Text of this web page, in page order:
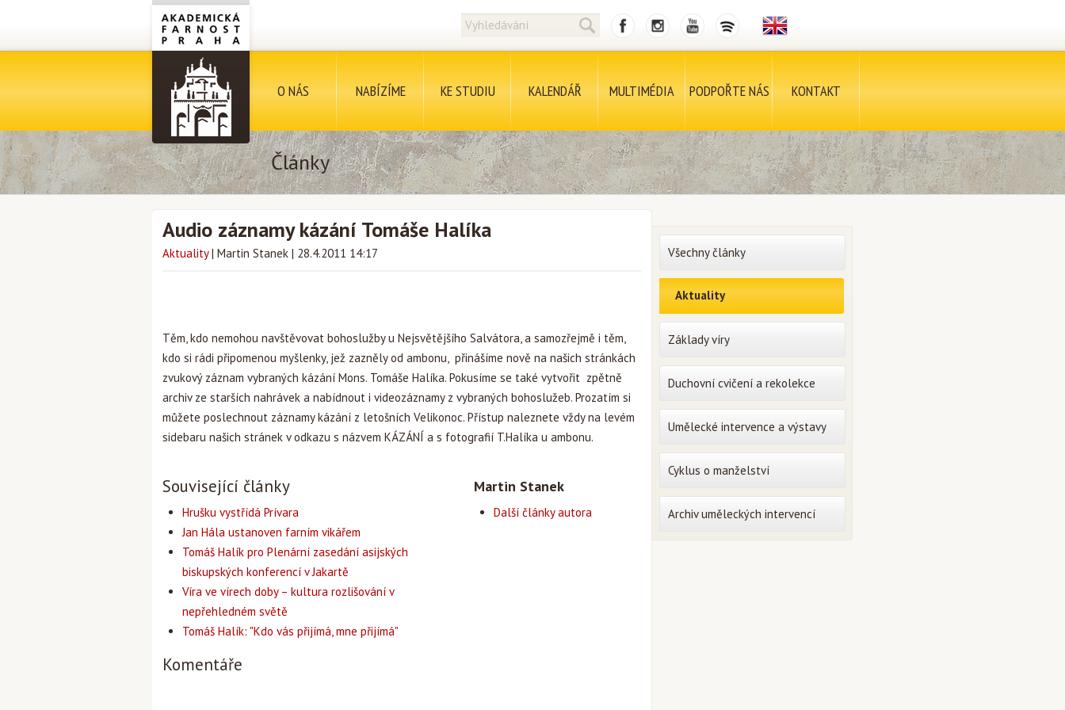
O NÁS NABÍZÍME KE STUDIU KALENDÁŘ MULTIMÉDIA PODPOŘTE NÁS KONTAKT
Články
Audio záznamy kázání Tomáše Halíka
Aktuality | Martin Stanek | 28.4.2011 14:17
Těm, kdo nemohou navštěvovat bohoslužby u Nejsvětějšího Salvátora, a samozřejmě i těm,
kdo si rádi připomenou myšlenky, jež zazněly od ambonu, přinášíme nově na našich stránkách
zvukový záznam vybraných kázání Mons. Tomáše Halíka. Pokusíme se také vytvořit zpětně
archiv ze starších nahrávek a nabídnout i videozáznamy z vybraných bohoslužeb. Prozatím si
můžete poslechnout záznamy kázání z letošních Velikonoc. Přístup naleznete vždy na levém
sidebaru našich stránek v odkazu s názvem KÁZÁNÍ a s fotografií T.Halíka u ambonu.
Související články
Hrušku vystřídá Prívara
Jan Hála ustanoven farním vikářem
Tomáš Halík pro Plenární zasedání asijských
biskupských konferencí v Jakartě
Víra ve vírech doby – kultura rozlišování v
nepřehledném světě
Tomáš Halík: "Kdo vás přijímá, mne přijímá"
Martin Stanek
Další články autora
Komentáře
Všechny články
Aktuality
Základy víry
Duchovní cvičení a rekolekce
Umělecké intervence a výstavy
Cyklus o manželství
Archiv uměleckých intervencí